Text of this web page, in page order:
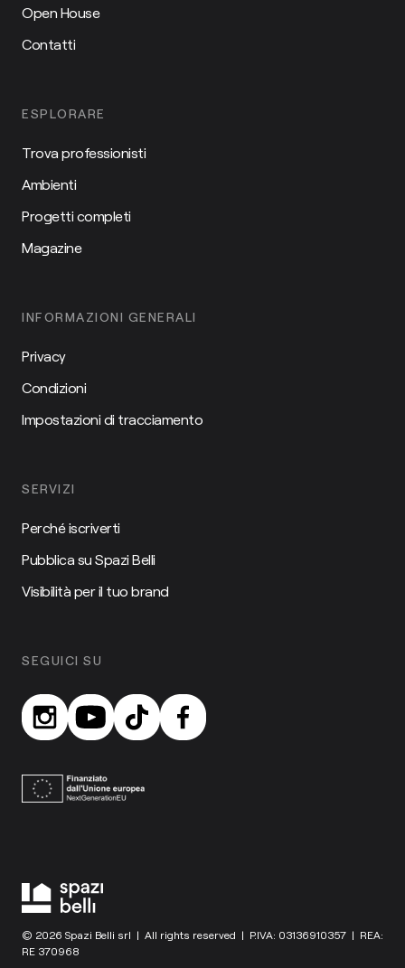
Open House
Contatti
ESPLORARE
Trova professionisti
Ambienti
Progetti completi
Magazine
INFORMAZIONI GENERALI
Privacy
Condizioni
Impostazioni di tracciamento
SERVIZI
Perché iscriverti
Pubblica su Spazi Belli
Visibilità per il tuo brand
SEGUICI SU
© 2026 Spazi Belli srl | All rights reserved | P.IVA: 03136910357 | REA:
RE 370968